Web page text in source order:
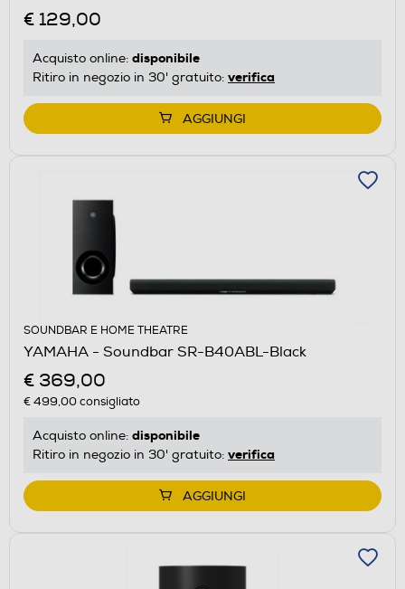
€ 129,00
Acquisto online: disponibile
Ritiro in negozio in 30' gratuito: verifica
AGGIUNGI
SOUNDBAR E HOME THEATRE
YAMAHA - Soundbar SR-B40ABL-Black
€ 369,00
€ 499,00consigliato
Acquisto online: disponibile
Ritiro in negozio in 30' gratuito: verifica
AGGIUNGI